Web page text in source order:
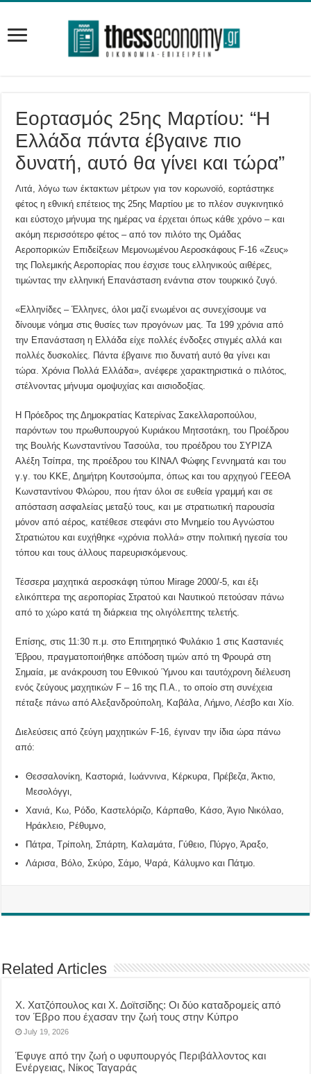
Εορτασμός 25ης Μαρτίου: “Η
Ελλάδα πάντα έβγαινε πιο
δυνατή, αυτό θα γίνει και τώρα”
Λιτά, λόγω των έκτακτων μέτρων για τον κορωνοϊό, εορτάστηκε
φέτος η εθνική επέτειος της 25ης Μαρτίου με το πλέον συγκινητικό
και εύστοχο μήνυμα της ημέρας να έρχεται όπως κάθε χρόνο – και
ακόμη περισσότερο φέτος – από τον πιλότο της Ομάδας
Αεροπορικών Επιδείξεων Μεμονωμένου Αεροσκάφους F-16 «Ζευς»
της Πολεμικής Αεροπορίας που έσχισε τους ελληνικούς αιθέρες,
τιμώντας την ελληνική Επανάσταση ενάντια στον τουρκικό ζυγό.
«Ελληνίδες – Έλληνες, όλοι μαζί ενωμένοι ας συνεχίσουμε να
δίνουμε νόημα στις θυσίες των προγόνων μας. Τα 199 χρόνια από
την Επανάσταση η Ελλάδα είχε πολλές ένδοξες στιγμές αλλά και
πολλές δυσκολίες. Πάντα έβγαινε πιο δυνατή αυτό θα γίνει και
τώρα. Χρόνια Πολλά Ελλάδα», ανέφερε χαρακτηριστικά ο πιλότος,
στέλνοντας μήνυμα ομοψυχίας και αισιοδοξίας.
Η Πρόεδρος της Δημοκρατίας Κατερίνας Σακελλαροπούλου,
παρόντων του πρωθυπουργού Κυριάκου Μητσοτάκη, του Προέδρου
της Βουλής Κωνσταντίνου Τασούλα, του προέδρου του ΣΥΡΙΖΑ
Αλέξη Τσίπρα, της προέδρου του ΚΙΝΑΛ Φώφης Γεννηματά και του
γ.γ. του ΚΚΕ, Δημήτρη Κουτσούμπα, όπως και του αρχηγού ΓΕΕΘΑ
Κωνσταντίνου Φλώρου, που ήταν όλοι σε ευθεία γραμμή και σε
απόσταση ασφαλείας μεταξύ τους, και με στρατιωτική παρουσία
μόνον από αέρος, κατέθεσε στεφάνι στο Μνημείο του Αγνώστου
Στρατιώτου και ευχήθηκε «χρόνια πολλά» στην πολιτική ηγεσία του
τόπου και τους άλλους παρευρισκόμενους.
Τέσσερα μαχητικά αεροσκάφη τύπου Mirage 2000/-5, και έξι
ελικόπτερα της αεροπορίας Στρατού και Ναυτικού πετούσαν πάνω
από το χώρο κατά τη διάρκεια της ολιγόλεπτης τελετής.
Επίσης, στις 11:30 π.μ. στο Επιτηρητικό Φυλάκιο 1 στις Καστανιές
Έβρου, πραγματοποιήθηκε απόδοση τιμών από τη Φρουρά στη
Σημαία, με ανάκρουση του Εθνικού Ύμνου και ταυτόχρονη διέλευση
ενός ζεύγους μαχητικών F – 16 της Π.Α., το οποίο στη συνέχεια
πέταξε πάνω από Αλεξανδρούπολη, Καβάλα, Λήμνο, Λέσβο και Χίο.
Διελεύσεις από ζεύγη μαχητικών F-16, έγιναν την ίδια ώρα πάνω
από:
Θεσσαλονίκη, Καστοριά, Ιωάννινα, Κέρκυρα, Πρέβεζα, Άκτιο,
Μεσολόγγι,
Χανιά, Κω, Ρόδο, Καστελόριζο, Κάρπαθο, Κάσο, Άγιο Νικόλαο,
Ηράκλειο, Ρέθυμνο,
Πάτρα, Τρίπολη, Σπάρτη, Καλαμάτα, Γύθειο, Πύργο, Άραξο,
Λάρισα, Βόλο, Σκύρο, Σάμο, Ψαρά, Κάλυμνο και Πάτμο.
Related Articles
Χ. Χατζόπουλος και Χ. Δοϊτσίδης: Οι δύο καταδρομείς από
τον Έβρο που έχασαν την ζωή τους στην Κύπρο
July 19, 2026
Έφυγε από την ζωή ο υφυπουργός Περιβάλλοντος και
Ενέργειας, Νίκος Ταγαράς